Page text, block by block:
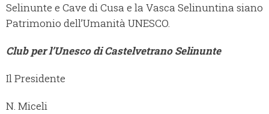
Selinunte e Cave di Cusa e la Vasca Selinuntina siano
Patrimonio dell’Umanità UNESCO.
Club per l’Unesco di Castelvetrano Selinunte
Il Presidente
N. Miceli